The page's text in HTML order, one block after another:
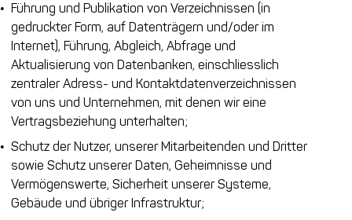
Führung und Publikation von Verzeichnissen (in
gedruckter Form, auf Datenträgern und/oder im
Internet), Führung, Abgleich, Abfrage und
Aktualisierung von Datenbanken, einschliesslich
zentraler Adress- und Kontaktdatenverzeichnissen
von uns und Unternehmen, mit denen wir eine
Vertragsbeziehung unterhalten;
Schutz der Nutzer, unserer Mitarbeitenden und Dritter
sowie Schutz unserer Daten, Geheimnisse und
Vermögenswerte, Sicherheit unserer Systeme,
Gebäude und übriger Infrastruktur;